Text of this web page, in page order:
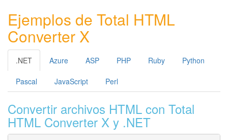
Ejemplos de Total HTML
Converter X
.NET Azure ASP PHP Ruby Python
Pascal JavaScript Perl
Convertir archivos HTML con Total
HTML Converter X y .NET